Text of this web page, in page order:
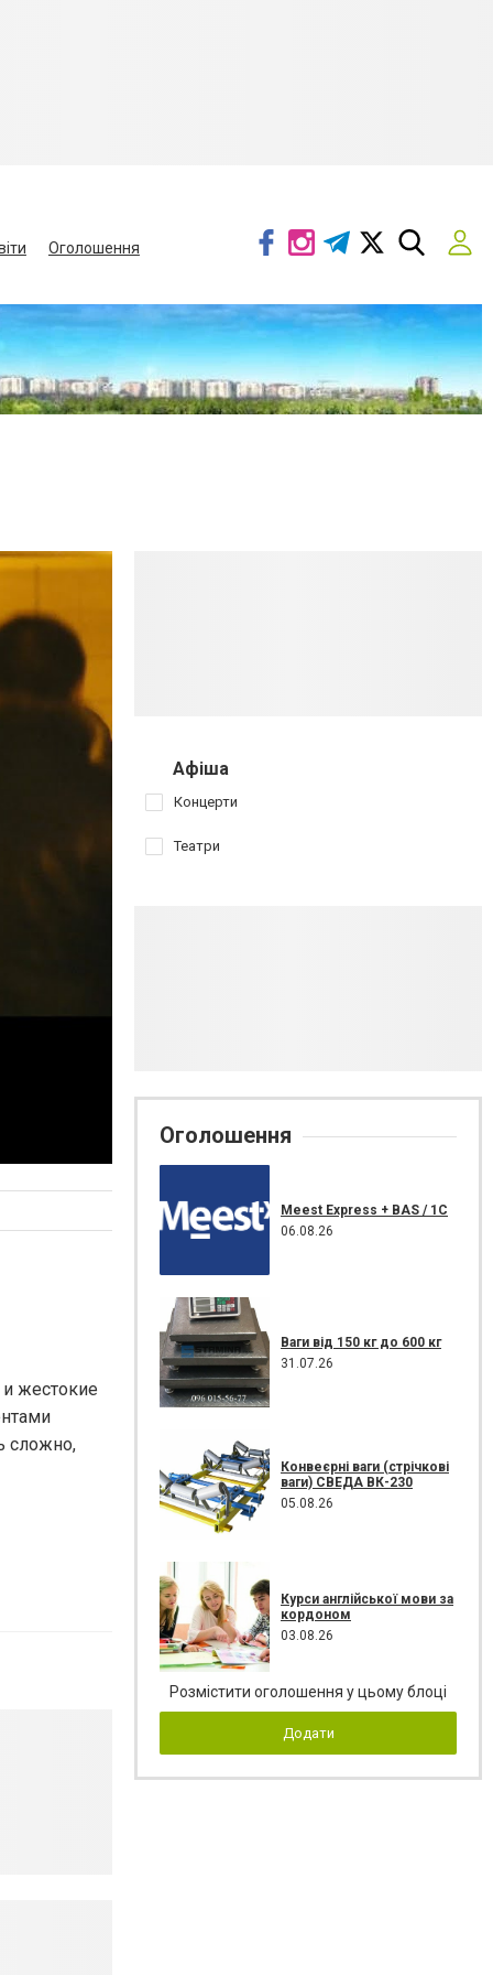
Оголошення
жестокие
сложно,
Афіша
Концерти
Театри
Оголошення
Meest Express + BAS / 1C
06.08.26
Ваги від 150 кг до 600 кг
31.07.26
Конвеєрні ваги (стрічкові
ваги) СВЕДА ВК-230
05.08.26
Курси англійської мови за
кордоном
03.08.26
Розмістити оголошення у цьому блоці
Додати